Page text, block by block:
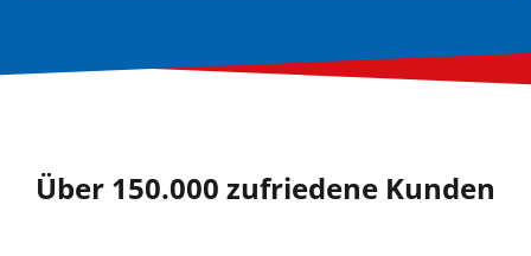
Über 150.000 zufriedene Kunden